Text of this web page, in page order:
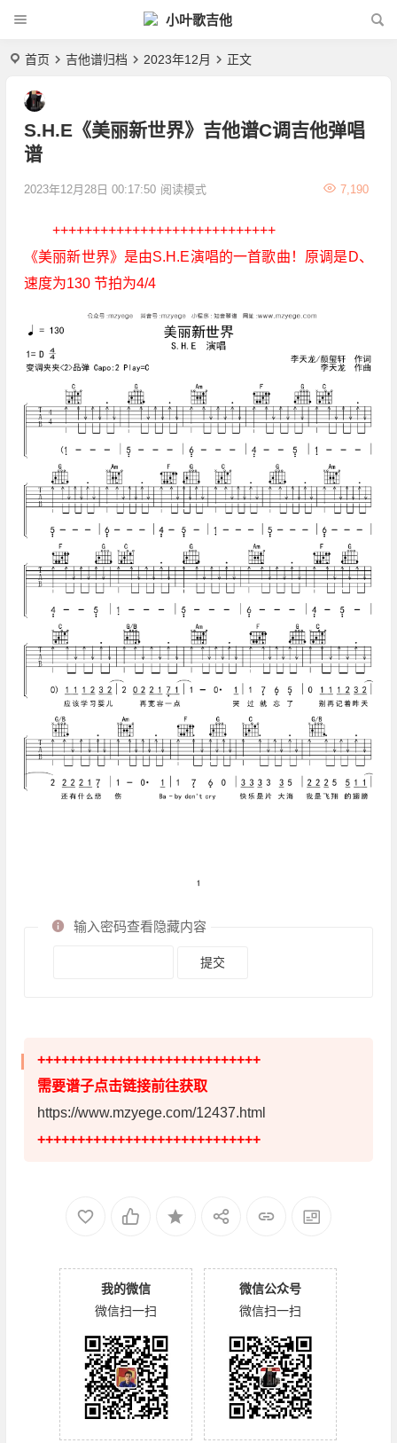
小叶歌吉他
首页 吉他谱归档 2023年12月 正文
S.H.E《美丽新世界》吉他谱C调吉他弹唱
谱
2023年12月28日 00:17:50 7,190
阅读模式
++++++++++++++++++++++++++++
《美丽新世界》是由S.H.E演唱的一首歌曲！原调是D、
速度为130 节拍为4/4
输入密码查看隐藏内容
++++++++++++++++++++++++++++
需要谱子点击链接前往获取
https://www.mzyege.com/12437.html
++++++++++++++++++++++++++++
我的微信
微信扫一扫
微信公众号
微信扫一扫